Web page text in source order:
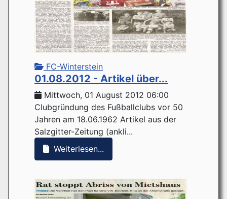
FC-Winterstein
01.08.2012 - Artikel über...
Mittwoch, 01 August 2012 06:00
Clubgründung des Fußballclubs vor 50
Jahren am 18.06.1962 Artikel aus der
Salzgitter-Zeitung (ankli...
Weiterlesen...